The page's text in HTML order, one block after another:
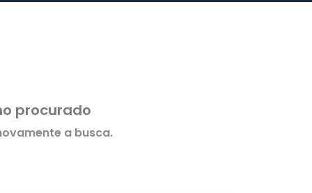
procurado
a busca.